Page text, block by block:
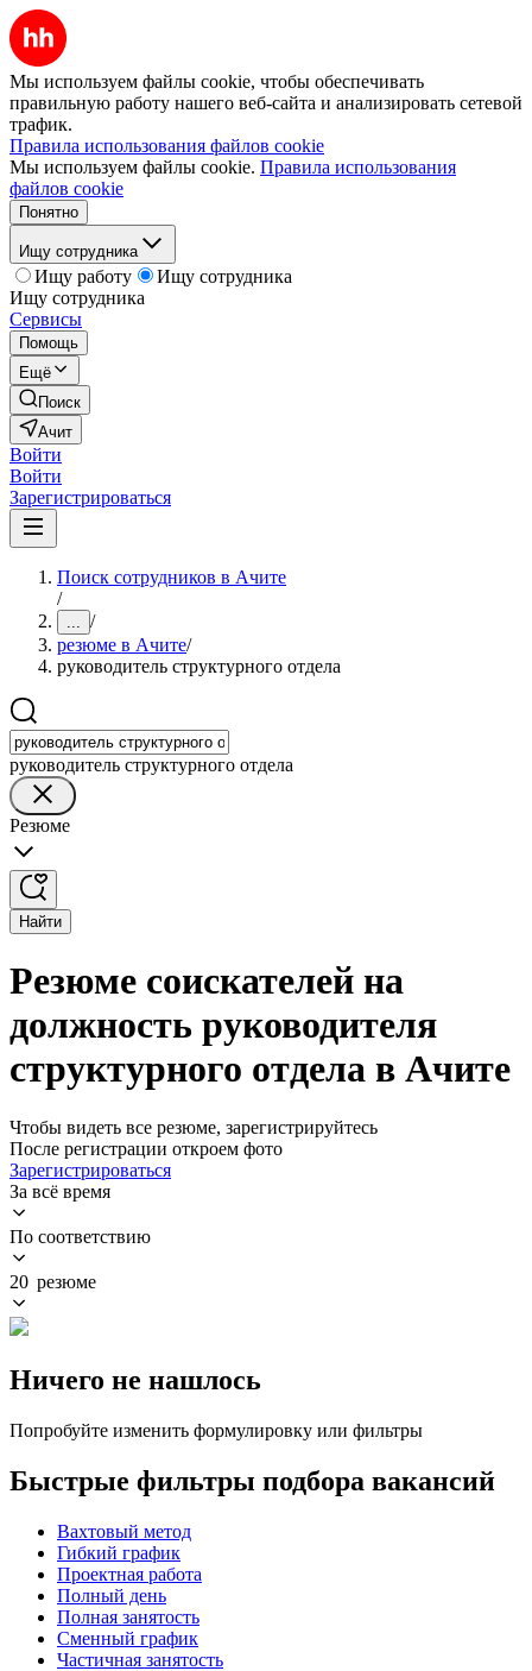
Мы используем файлы cookie, чтобы обеспечивать
правильную работу нашего веб-сайта и анализировать сетевой
трафик.
Правила использования файлов cookie
Мы используем файлы cookie. Правила использования
файлов cookie
Понятно
Ищу сотрудника
Ищу работу
Ищу сотрудника
Ищу сотрудника
Сервисы
Помощь
Ещё
Поиск
Ачит
Войти
Войти
Зарегистрироваться
Поиск сотрудников в Ачите
/
... /
резюме в Ачите/
руководитель структурного отдела
руководитель структурного отдела
Резюме
Найти
Резюме соискателей на
должность руководителя
структурного отдела в Ачите
Чтобы видеть все резюме, зарегистрируйтесь
После регистрации откроем фото
Зарегистрироваться
За всё время
По соответствию
20 резюме
Ничего не нашлось
Попробуйте изменить формулировку или фильтры
Быстрые фильтры подбора вакансий
Вахтовый метод
Гибкий график
Проектная работа
Полный день
Полная занятость
Сменный график
Частичная занятость